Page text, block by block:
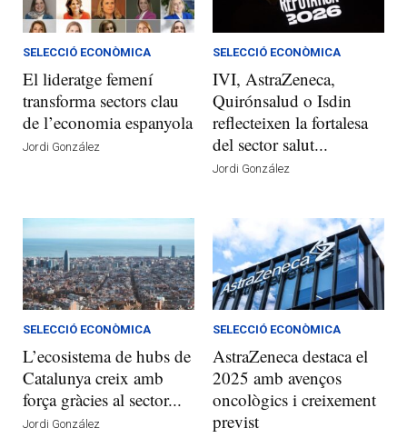
SELECCIÓ ECONÒMICA
El lideratge femení
transforma sectors clau
de l’economia espanyola
Jordi González
SELECCIÓ ECONÒMICA
IVI, AstraZeneca,
Quirónsalud o Isdin
reflecteixen la fortalesa
del sector salut...
Jordi González
SELECCIÓ ECONÒMICA
L’ecosistema de hubs de
Catalunya creix amb
força gràcies al sector...
Jordi González
SELECCIÓ ECONÒMICA
AstraZeneca destaca el
2025 amb avenços
oncològics i creixement
previst